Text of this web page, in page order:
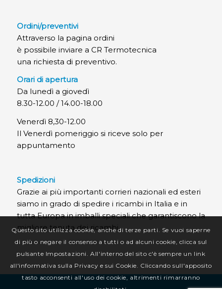
Ordini/preventivi
Attraverso la pagina ordini
è possibile inviare a CR Termotecnica
una richiesta di preventivo.
Orari di apertura
Da lunedì a giovedì
8.30-12.00 / 14.00-18.00
Venerdì 8,30-12.00
Il Venerdì pomeriggio si riceve solo per
appuntamento
Spedizioni
Grazie ai più importanti corrieri nazionali ed esteri
siamo in grado di spedire i ricambi in Italia e in
tutta Europa in imballi speciali che garantiscono la
migliore tenuta dei ricambi.
Questo sito utilizza cookie, anche di terze parti. Se vuoi saperne
di più o negare il consenso a tutti o ad alcuni cookie, clicca sul
pulsante Impostazioni. All'interno del sito c'è sempre un link
all'informativa sulla Privacy e sui Cookie. Cliccando sull'apposito
tasto acconsenti all'uso dei cookie, altrimenti rimarranno